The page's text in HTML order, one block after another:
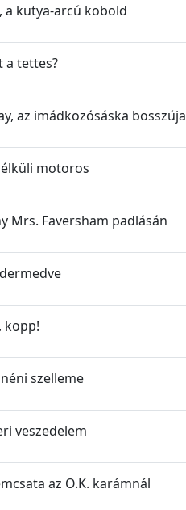
a kutya-arcú kobold
a tettes?
az imádkozósáska bosszúja
motoros
Mrs. Faversham padlásán
kopp!
szelleme
veszedelem
az O.K. karámnál